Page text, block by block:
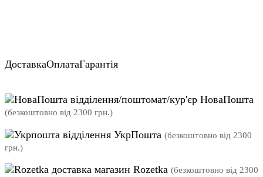
ДоставкаОплатаГарантія
відділення/поштомат/кур'єр НоваПошта
(безкоштовно від 2300 грн.)
відділення УкрПошта (безкоштовно від 2300
грн.)
магазин Rozetka (безкоштовно від 2300